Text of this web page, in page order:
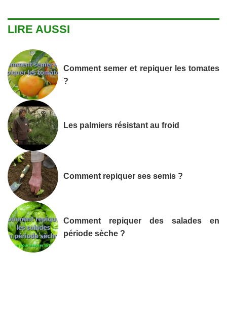
LIRE AUSSI
Comment semer et repiquer les tomates
?
Les palmiers résistant au froid
Comment repiquer ses semis ?
Comment repiquer des salades en
période sèche ?